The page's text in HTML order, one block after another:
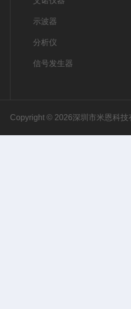
示波器
分析仪
信号发生器
Copyright © 2026深圳市米恩科